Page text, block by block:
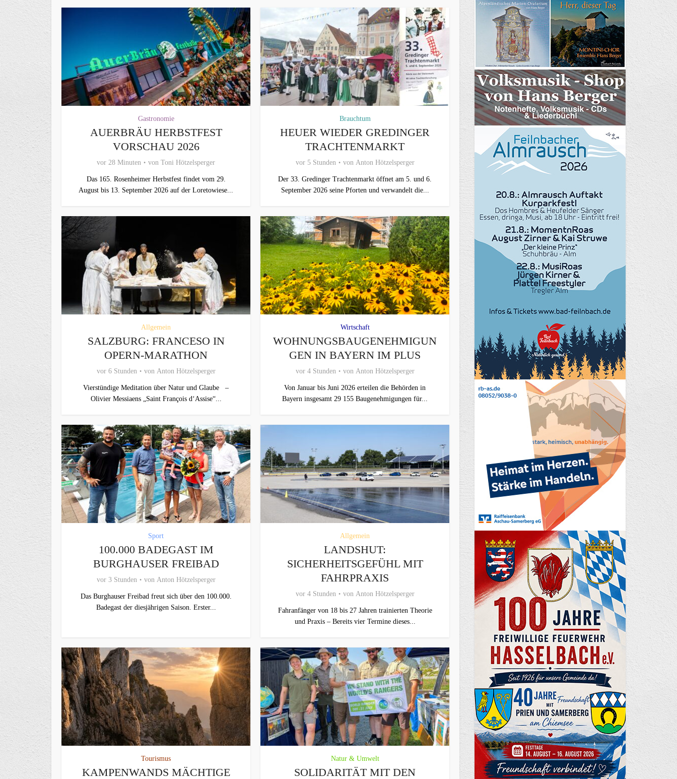
Gastronomie
AUERBRÄU HERBSTFEST
VORSCHAU 2026
vor 28 Minuten von Toni Hötzelsperger
Das 165. Rosenheimer Herbstfest findet vom 29.
August bis 13. September 2026 auf der Loretowiese...
Brauchtum
HEUER WIEDER GREDINGER
TRACHTENMARKT
vor 5 Stunden von Anton Hötzelsperger
Der 33. Gredinger Trachtenmarkt öffnet am 5. und 6.
September 2026 seine Pforten und verwandelt die...
Allgemein
SALZBURG: FRANCESO IN
OPERN-MARATHON
vor 6 Stunden von Anton Hötzelsperger
Vierstündige Meditation über Natur und Glaube –
Olivier Messiaens „Saint François d‘Assise“...
Wirtschaft
WOHNUNGSBAUGENEHMIGUN
GEN IN BAYERN IM PLUS
vor 4 Stunden von Anton Hötzelsperger
Von Januar bis Juni 2026 erteilen die Behörden in
Bayern insgesamt 29 155 Baugenehmigungen für...
Sport
100.000 BADEGAST IM
BURGHAUSER FREIBAD
vor 3 Stunden von Anton Hötzelsperger
Das Burghauser Freibad freut sich über den 100.000.
Badegast der diesjährigen Saison. Erster...
Allgemein
LANDSHUT:
SICHERHEITSGEFÜHL MIT
FAHRPRAXIS
vor 4 Stunden von Anton Hötzelsperger
Fahranfänger von 18 bis 27 Jahren trainierten Theorie
und Praxis – Bereits vier Termine dieses...
Tourismus
KAMPENWANDS MÄCHTIGE
Natur & Umwelt
SOLIDARITÄT MIT DEN